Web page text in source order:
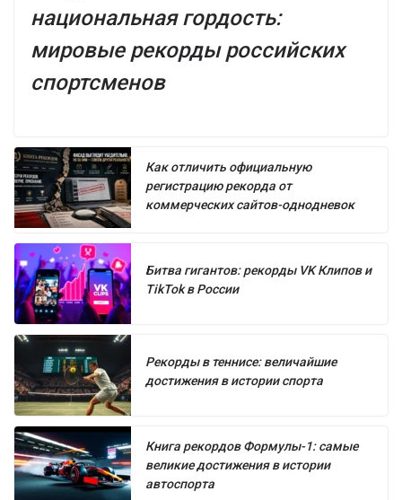
национальная гордость:
мировые рекорды российских
спортсменов
Как отличить официальную
регистрацию рекорда от
коммерческих сайтов-однодневок
Битва гигантов: рекорды VK Клипов и
TikTok в России
Рекорды в теннисе: величайшие
достижения в истории спорта
Книга рекордов Формулы-1: самые
великие достижения в истории
автоспорта